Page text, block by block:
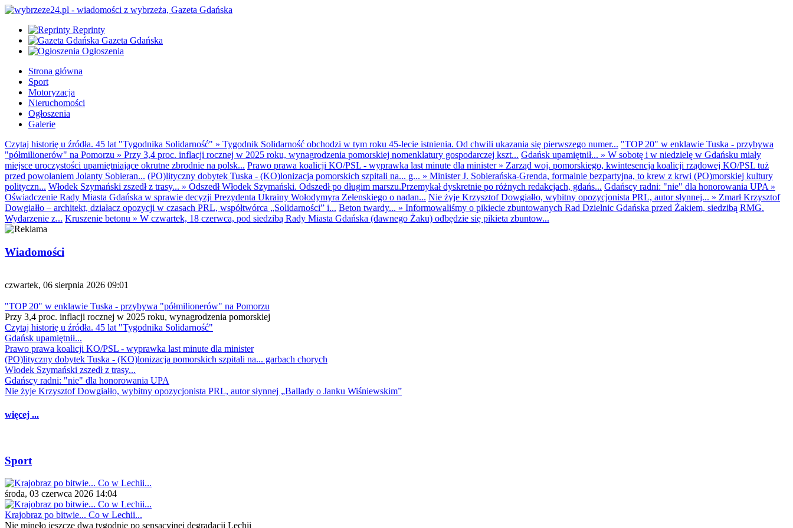
Reprinty
Gazeta Gdańska
Ogłoszenia
Strona główna
Sport
Motoryzacja
Nieruchomości
Ogłoszenia
Galerie
Czytaj historię u źródła. 45 lat "Tygodnika Solidarność" » Tygodnik Solidarność obchodzi w tym roku 45-lecie istnienia. Od chwili ukazania się pierwszego numer... "TOP 20" w enklawie Tuska - przybywa
"półmilionerów" na Pomorzu » Przy 3,4 proc. inflacji rocznej w 2025 roku, wynagrodzenia pomorskiej nomenklatury gospodarczej kszt... Gdańsk upamiętnił... » W sobotę i w niedzielę w Gdańsku miały
miejsce uroczystości upamiętniające okrutne zbrodnie na polsk... Prawo prawa koalicji KO/PSL - wyprawka last minute dla minister» Zarząd woj. pomorskiego, kwintesencja koalicji rządowej KO/PSL tuż
przed powołaniem Jolanty Sobieran... (PO)lityczny dobytek Tuska - (KO)lonizacja pomorskich szpitali na... g... » Minister J. Sobierańska-Grenda, formalnie bezpartyjna, to krew z krwi (PO)morskiej kultury
polityczn... Włodek Szymański zszedł z trasy... » Odszedł Włodek Szymański. Odszedł po długim marszu.Przemykał dyskretnie po różnych redakcjach, gdańs... Gdańscy radni: "nie" dla honorowania UPA »
Oświadczenie Rady Miasta Gdańska w sprawie decyzji Prezydenta Ukrainy Wołodymyra Zełenskiego o nadan... Nie żyje Krzysztof Dowgiałło, wybitny opozycjonista PRL, autor słynnej... » Zmarł Krzysztof
Dowgiałło – architekt, działacz opozycji w czasach PRL, współtwórca „Solidarności” i... Beton twardy... » Informowaliśmy o pikiecie zbuntowanych Rad Dzielnic Gdańska przed Żakiem, siedzibą RMG.
Wydarzenie z... Kruszenie betonu » W czwartek, 18 czerwca, pod siedzibą Rady Miasta Gdańska (dawnego Żaku) odbędzie się pikieta zbuntow...
Wiadomości
czwartek, 06 sierpnia 2026 09:01
"TOP 20" w enklawie Tuska - przybywa "półmilionerów" na Pomorzu
Przy 3,4 proc. inflacji rocznej w 2025 roku, wynagrodzenia pomorskiej
Czytaj historię u źródła. 45 lat "Tygodnika Solidarność"
Gdańsk upamiętnił...
Prawo prawa koalicji KO/PSL - wyprawka last minute dla minister
(PO)lityczny dobytek Tuska - (KO)lonizacja pomorskich szpitali na... garbach chorych
Włodek Szymański zszedł z trasy...
Gdańscy radni: "nie" dla honorowania UPA
Nie żyje Krzysztof Dowgiałło, wybitny opozycjonista PRL, autor słynnej „Ballady o Janku Wiśniewskim”
więcej ...
Sport
środa, 03 czerwca 2026 14:04
Krajobraz po bitwie... Co w Lechii...
Nie minęło jeszcze dwa tygodnie po sensacyjnej degradacji Lechii